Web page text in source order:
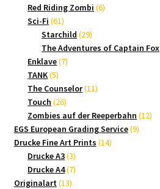
Produkte
Red Riding Zombi 66
Sci-Fi 6161
Produkte
Starchild 2929
Produkte
The Adventures of Captain Fox
Enklave 77
TANK 55
Produkte
The Counselor 1111
Touch 2626
Produkte
Zombies auf der Reeperbahn 1212
EGS European Grading Service 99
Drucke Fine Art Prints 1414
Drucke A3 33
Produkte
Drucke A4 77
Originalart 1313